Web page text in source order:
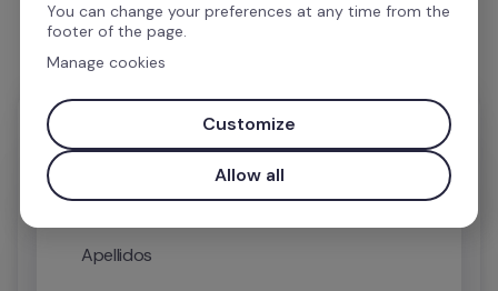
Apellidos
You can change your preferences at any time from the
footer of the page.
Manage cookies
Customize
Allow all